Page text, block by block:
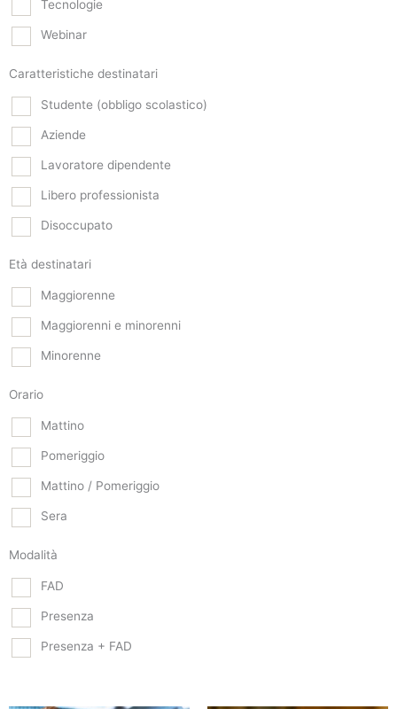
Tecnologie
Webinar
Caratteristiche destinatari
Studente (obbligo scolastico)
Aziende
Lavoratore dipendente
Libero professionista
Disoccupato
Età destinatari
Maggiorenne
Maggiorenni e minorenni
Minorenne
Orario
Mattino
Pomeriggio
Mattino / Pomeriggio
Sera
Modalità
FAD
Presenza
Presenza + FAD